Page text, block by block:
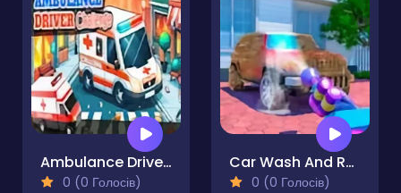
Ambulance Driver Challenge
0 (0 Голосів)
Car Wash And Repair Game
0 (0 Голосів)